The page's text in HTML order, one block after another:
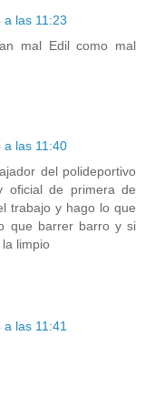
las 11:23
mal Edil como mal
a las 11:40
del polideportivo
oficial de primera de
trabajo y hago lo que
que barrer barro y si
limpio
las 11:41